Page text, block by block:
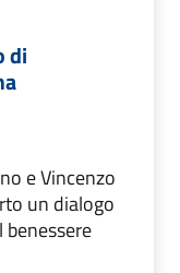
di
e Vincenzo
un dialogo